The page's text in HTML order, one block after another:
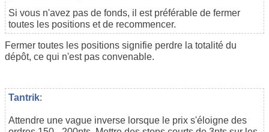
Si vous n'avez pas de fonds, il est préférable de fermer
toutes les positions et de recommencer.
Fermer toutes les positions signifie perdre la totalité du
dépôt, ce qui n'est pas convenable.
Tantrik:
Attendre une vague inverse lorsque le prix s'éloigne des